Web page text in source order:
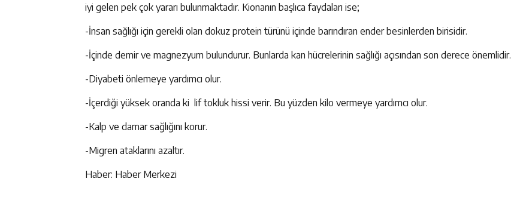
iyi gelen pek çok yararı bulunmaktadır. Kionanın başlıca faydaları ise;
-İnsan sağlığı için gerekli olan dokuz protein türünü içinde barındıran ender besinlerden birisidir.
-İçinde demir ve magnezyum bulundurur. Bunlarda kan hücrelerinin sağlığı açısından son derece önemlidir.
-Diyabeti önlemeye yardımcı olur.
-İçerdiği yüksek oranda ki lif tokluk hissi verir. Bu yüzden kilo vermeye yardımcı olur.
-Kalp ve damar sağlığını korur.
-Migren ataklarını azaltır.
Haber: Haber Merkezi